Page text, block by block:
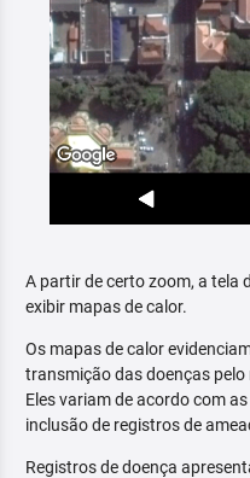
A partir de certo zoom, a tela
exibir mapas de calor.
Os mapas de calor
transmição das doenças
Eles variam de acordo com
inclusão de registros de
Registros de doença